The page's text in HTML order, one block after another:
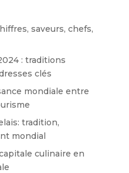
saveurs, chefs,
: traditions
clés
mondiale entre
tradition,
mondial
culinaire en